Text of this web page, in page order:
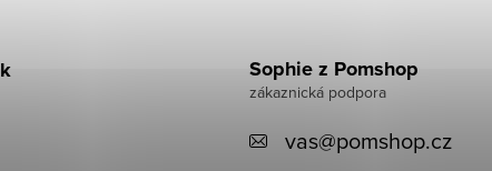
Sophie z Pomshop
vas@pomshop.cz